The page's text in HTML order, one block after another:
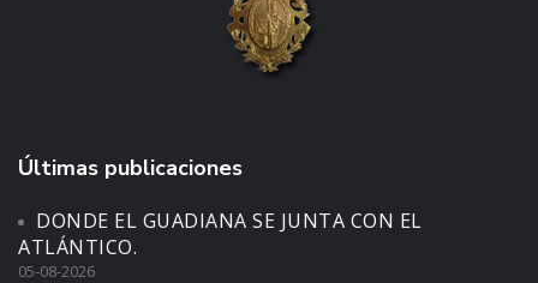
Últimas publicaciones
DONDE EL GUADIANA SE JUNTA CON EL
ATLÁNTICO.
05-08-2026